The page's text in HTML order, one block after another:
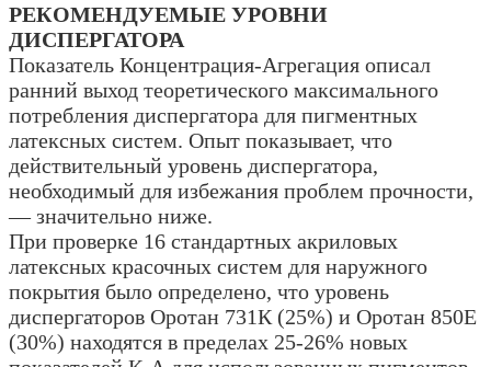
РЕКОМЕНДУЕМЫЕ УРОВНИ
ДИСПЕРГАТОРА
Показатель Концентрация-Агрегация описал
ранний выход теоретического максимального
потребления диспергатора для пигментных
латексных систем. Опыт показывает, что
действительный уровень диспергатора,
необходимый для избежания проблем прочности,
— значительно ниже.
При проверке 16 стандартных акриловых
латексных красочных систем для наружного
покрытия было определено, что уровень
диспергаторов Оротан 731К (25%) и Оротан 850Е
(30%) находятся в пределах 25-26% новых